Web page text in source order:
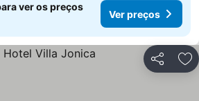
ver os preços
Ver preços
Partilhar